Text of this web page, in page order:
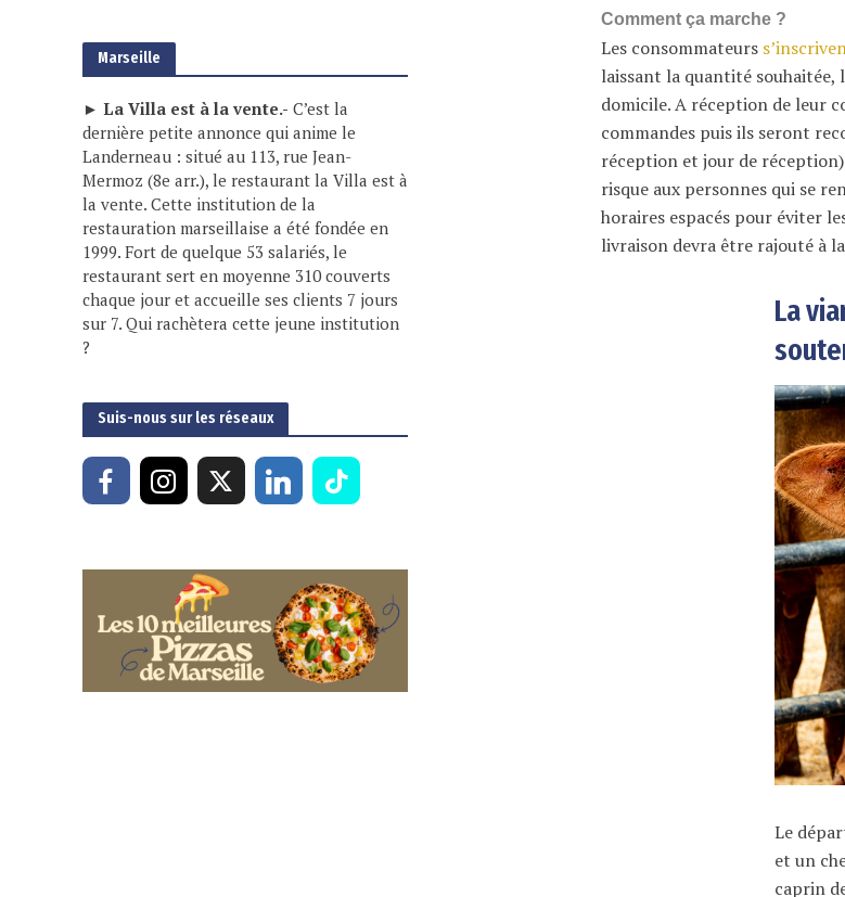
Marseille
► La Villa est à la vente.- C’est la
dernière petite annonce qui anime le
Landerneau : situé au 113, rue Jean-
Mermoz (8e arr.), le restaurant la Villa est à
la vente. Cette institution de la
restauration marseillaise a été fondée en
1999. Fort de quelque 53 salariés, le
restaurant sert en moyenne 310 couverts
chaque jour et accueille ses clients 7 jours
sur 7. Qui rachètera cette jeune institution
?
Suis-nous sur les réseaux
Comment ça marche ?
Les consommateurs
laissant la quantité
domicile. A réception de leur
commandes puis ils seront
réception et jour de
risque aux personnes qui se
horaires espacés pour éviter
livraison devra être rajouté à
La
Le
et un
caprin